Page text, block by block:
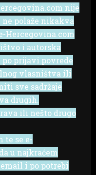
nije
polaže nikakva
Hercegovina.com
i autorska
po prijavi povrede
vlasništva ili
sve sadržaje
drugih.
ili nešto drugo
te se e-
u najkraćem
i po potrebi